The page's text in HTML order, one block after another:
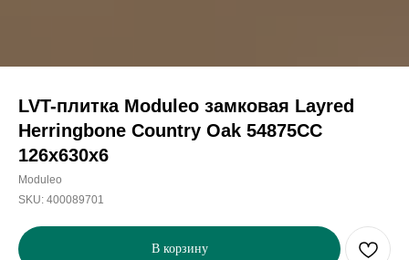
LVT-плитка Moduleo замковая Layred
Herringbone Country Oak 54875CC
126х630x6
Moduleo
SKU: 400089701
В корзину